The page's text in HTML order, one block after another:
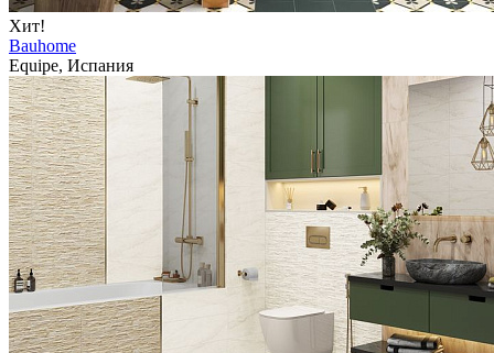
Хит!
Bauhome
Equipe, Испания